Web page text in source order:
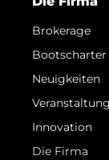
Brokerage
Bootscharter
Neuigkeiten
Innovation
Die Firma